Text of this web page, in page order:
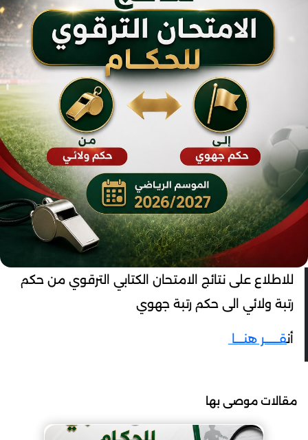
للاطلاع على نتائج الامتحان الكتابي الترقوي من حكم
رتبة ولائي الى حكم رتبة جهوي
أنقـــــــر هنــــا
مقالات موصى بها